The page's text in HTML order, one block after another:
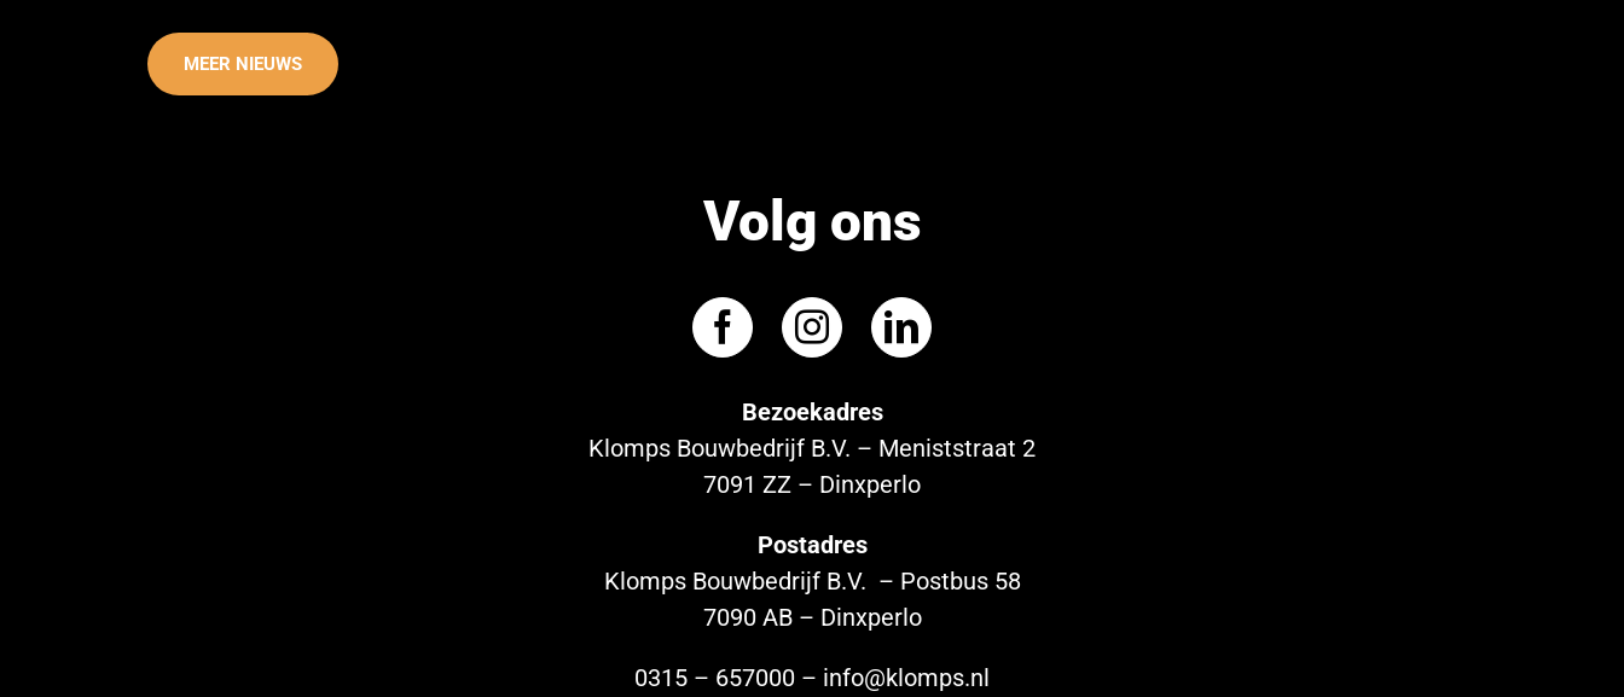
MEER NIEUWS
Volg ons
Bezoekadres
Klomps Bouwbedrijf B.V. – Meniststraat 2
7091 ZZ – Dinxperlo
Postadres
Klomps Bouwbedrijf B.V. – Postbus 58
7090 AB – Dinxperlo
0315 – 657000 – info@klomps.nl